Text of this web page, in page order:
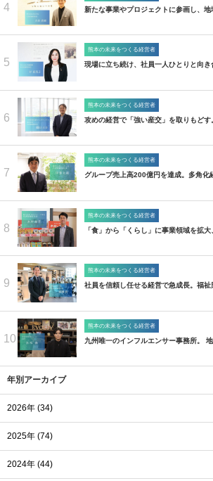
4 新たな事業やプロジェクトに参画し、
5
熊本の未来をつくる経営者
現場に立ち続け、社員一人ひとりと向
6
熊本の未来をつくる経営者
攻めの経営で「強い産交」を取りもど
7
熊本の未来をつくる経営者
グループ売上高200億円を達成。多角
8
熊本の未来をつくる経営者
「食」から「くらし」に事業領域を拡
9
熊本の未来をつくる経営者
社員を信頼し任せる経営で急成長。福
10
熊本の未来をつくる経営者
九州唯一のインフルエンサー事務所。
年別アーカイブ
2026年 (34)
2025年 (74)
2024年 (44)